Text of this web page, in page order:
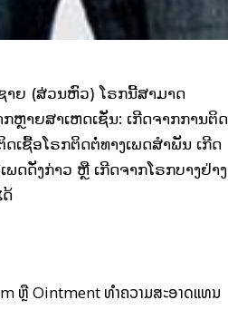
າຍ (ສ່ວນຫົວ) ໂຣກນີ້ສາມາດ
ຫຼາຍສາເຫດເຊັ່ນ: ເກີດຈາກການຕິດ
ເຊື້ອໂຣກຕິດຕໍ່ທາງເພດສຳພັນ ເກີດ
ດດັ່ງກ່າວ ຫຼື ເກີດຈາກໂຣກບາງຢ່າງ
ດ້
ຫຼື Ointment ທຳຄວາມສະອາດແທນ